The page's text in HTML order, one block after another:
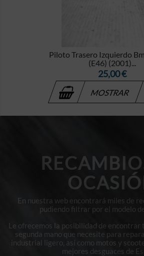
Piloto Trasero Izquierdo
(E46) (2001)...
Precio
25,00 €
MOSTRAR
En nuestra web encontrará miles de
pudiendo filtrar por el modelo
Le ofrecemos la posibilidad de
segunda mano que necesite para
industrial ligero, así como motos y
mejores desguaces de